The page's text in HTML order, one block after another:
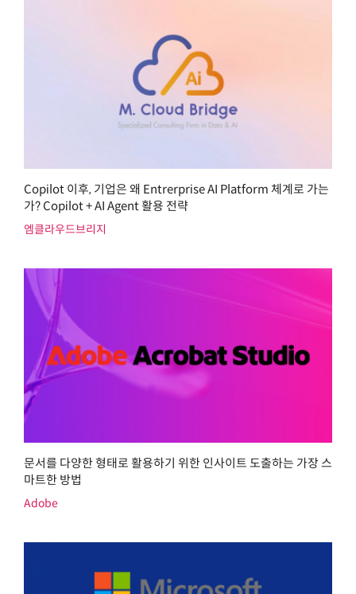
Copilot 이후, 기업은 왜 Entrerprise AI Platform 체계로 가는
가? Copilot + AI Agent 활용 전략
엠클라우드브리지
문서를 다양한 형태로 활용하기 위한 인사이트 도출하는 가장 스
마트한 방법
Adobe